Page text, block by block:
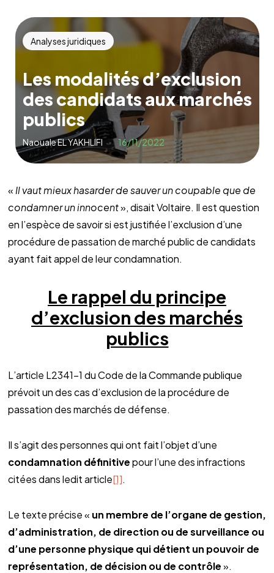
Analyses juridiques
Les modalités d’exclusion
des candidats aux marchés
publics
Naouale EL YAKHLIFI 16/11/2022
« Il vaut mieux hasarder de sauver un coupable que de
condamner un innocent», disait Voltaire. Il est question
en l’espèce de savoir si est justifiée l’exclusion d’une
procédure de passation de marché public de candidats
ayant fait appel de leur condamnation.
Le rappel du principe
d’exclusion des marchés
publics
L’article L2341-1 du Code de la Commande publique
prévoit un des cas d’exclusion de la procédure de
passation des marchés de défense.
Il s’agit des personnes qui ont fait l’objet d’une
condamnation définitivepour l’une des infractions
citées dans ledit article[1].
Le texte précise « un membre de l’organe de gestion,
d’administration, de direction ou de surveillance ou
d’une personne physique qui détient un pouvoir de
représentation, de décision ou de contrôle».